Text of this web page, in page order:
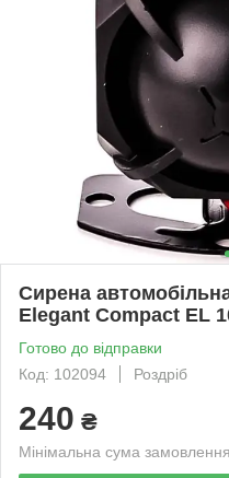
Сирена
Elegant Compact EL
Готово до відправки
Код: 102094
Роздріб
240 ₴
Мінімальна сума